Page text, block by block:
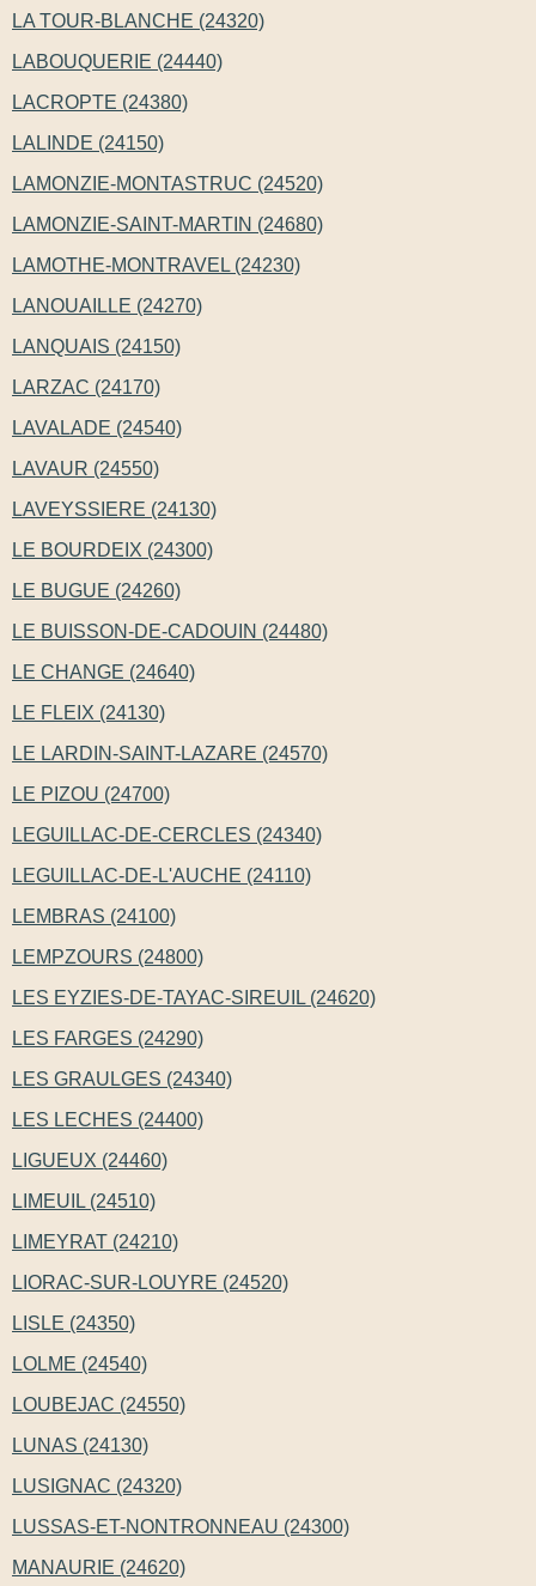
LA TOUR-BLANCHE (24320)
LABOUQUERIE (24440)
LACROPTE (24380)
LALINDE (24150)
LAMONZIE-MONTASTRUC (24520)
LAMONZIE-SAINT-MARTIN (24680)
LAMOTHE-MONTRAVEL (24230)
LANOUAILLE (24270)
LANQUAIS (24150)
LARZAC (24170)
LAVALADE (24540)
LAVAUR (24550)
LAVEYSSIERE (24130)
LE BOURDEIX (24300)
LE BUGUE (24260)
LE BUISSON-DE-CADOUIN (24480)
LE CHANGE (24640)
LE FLEIX (24130)
LE LARDIN-SAINT-LAZARE (24570)
LE PIZOU (24700)
LEGUILLAC-DE-CERCLES (24340)
LEGUILLAC-DE-L'AUCHE (24110)
LEMBRAS (24100)
LEMPZOURS (24800)
LES EYZIES-DE-TAYAC-SIREUIL (24620)
LES FARGES (24290)
LES GRAULGES (24340)
LES LECHES (24400)
LIGUEUX (24460)
LIMEUIL (24510)
LIMEYRAT (24210)
LIORAC-SUR-LOUYRE (24520)
LISLE (24350)
LOLME (24540)
LOUBEJAC (24550)
LUNAS (24130)
LUSIGNAC (24320)
LUSSAS-ET-NONTRONNEAU (24300)
MANAURIE (24620)